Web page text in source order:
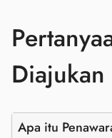
Diajukan
Apa itu